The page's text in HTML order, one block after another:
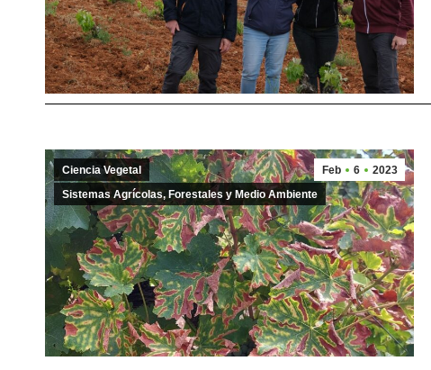
Feb 6 2023
Ciencia Vegetal
Sistemas Agrícolas, Forestales y Medio Ambiente